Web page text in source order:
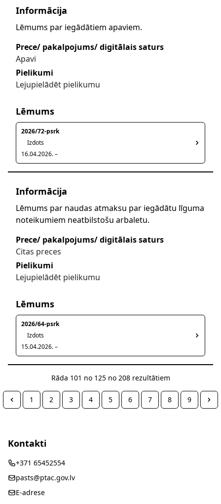
Informācija
Lēmums par iegādātiem apaviem.
Prece/ pakalpojums/ digitālais saturs
Apavi
Pielikumi
Lejupielādēt pielikumu
Lēmums
2026/72-psrk
Izdots
16.04.2026. –
Informācija
Lēmums par naudas atmaksu par iegādātu līguma
noteikumiem neatbilstošu arbaletu.
Prece/ pakalpojums/ digitālais saturs
Citas preces
Pielikumi
Lejupielādēt pielikumu
Lēmums
2026/64-psrk
Izdots
15.04.2026. –
Rāda 101 no 125no 208rezultātiem
1 2 3 4 5 6 7 8 9
Kontakti
+371 65452554
pasts@ptac.gov.lv
E-adrese